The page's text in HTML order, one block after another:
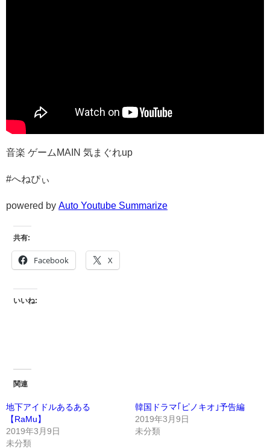
音楽 ゲームMAIN 気まぐれup
#へねぴぃ
powered by Auto Youtube Summarize
共有:
Facebook X
いいね:
関連
地下アイドルあるある
【RaMu】
2019年3月9日
未分類
韓国ドラマ｢ピノキオ｣予告編
2019年3月9日
未分類